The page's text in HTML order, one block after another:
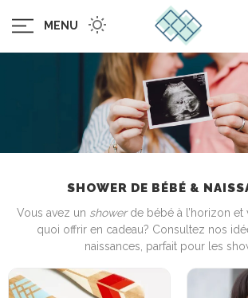
MENU
SHOWER DE BÉBÉ &
Vous avez un showerde bébé à l’horizon et
quoi offrir en cadeau? Consultez nos
naissances, parfait pour les